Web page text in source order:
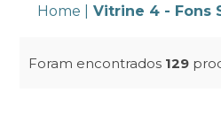
Home Vitrine 4 - Fons
Foram encontrados 129